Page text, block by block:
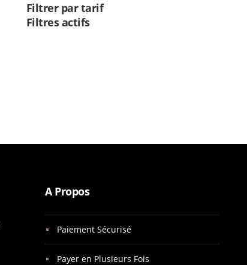
Filtrer par tarif
Filtres actifs
A Propos
Paiement Sécurisé
Payer en Plusieurs Fois